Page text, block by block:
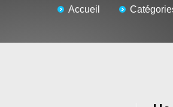
Accueil